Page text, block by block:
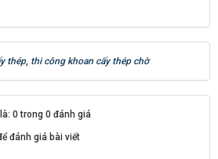
thép, thi công khoan cấy thép chờ
0 trong 0 đánh giá
đánh giá bài viết